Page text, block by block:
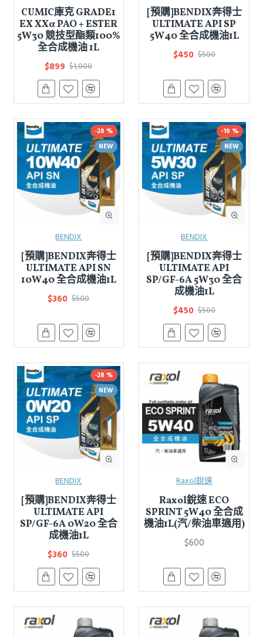
CUMIC庫克 GRADE1
EX XXα PAO + ESTER
5W30 競技型酯類100%
全合成機油 1L
$899 $1,000
[預購]BENDIX奔得士
ULTIMATE API SP
5W40 全合成機油1L
$450 $500
NEW
-28 %
BENDIX
[預購]BENDIX奔得士
ULTIMATE API SN
10W40 全合成機油1L
$360 $500
NEW
-10 %
BENDIX
[預購]BENDIX奔得士
ULTIMATE API
SP/GF-6A 5W30 全合
成機油1L
$450 $500
NEW
-28 %
BENDIX
[預購]BENDIX奔得士
ULTIMATE API
SP/GF-6A 0W20 全合
成機油1L
$360 $500
Raxol銳速
Raxol銳速 ECO
SPRINT 5W40 全合成
機油1L(汽/柴油車適用)
$600